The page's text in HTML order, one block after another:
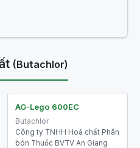
(Butachlor)
AG-Lego 600EC
Butachlor
Công ty TNHH Hoá chất Phân
bón Thuốc BVTV An Giang